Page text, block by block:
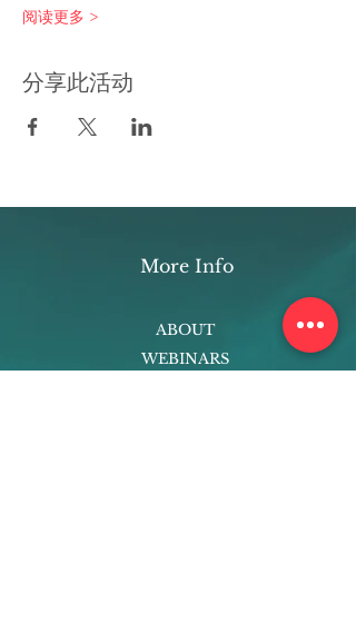
阅读更多 >
分享此活动
More Info
ABOUT
WEBINARS